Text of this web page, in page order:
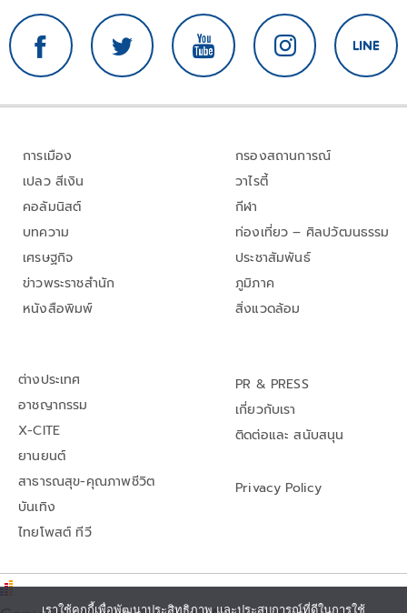
การเมือง
เปลว สีเงิน
คอลัมนิสต์
บทความ
เศรษฐกิจ
ข่าวพระราชสำนัก
หนังสือพิมพ์
กรองสถานการณ์
วาไรตี้
กีฬา
ท่องเที่ยว – ศิลปวัฒนธรรม
ประชาสัมพันธ์
ภูมิภาค
สิ่งแวดล้อม
ต่างประเทศ
อาชญากรรม
X-CITE
ยานยนต์
สาธารณสุข-คุณภาพชีวิต
บันเทิง
ไทยโพสต์ ทีวี
PR & PRESS
เกี่ยวกับเรา
ติดต่อและ สนับสนุน
Privacy Policy
เราใช้คุกกี้เพื่อพัฒนาประสิทธิภาพ และประสบการณ์ที่ดีในการใช้